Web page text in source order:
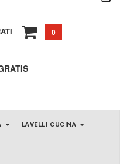
0
LAVELLI CUCINA